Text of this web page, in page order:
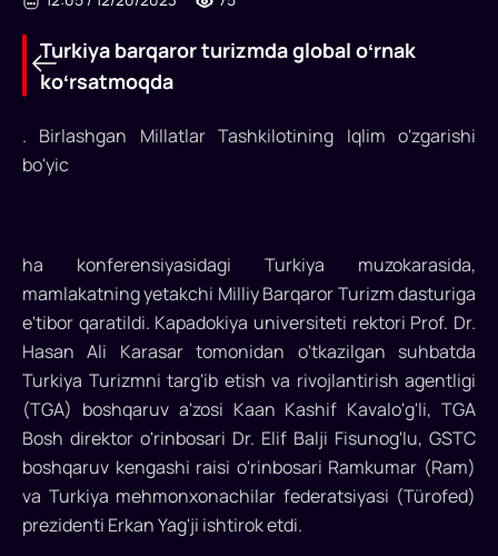
Turkiya
barqaror
global
oʻrnak
koʻrsatmoqda
Global
Barqaror
Turizm
Kengashi
(GSTC)
bilan
hukumat
Turkiya barqaror turizmda global oʻrnak
koʻrsatmoqda
. Birlashgan Millatlar Tashkilotining Iqlim o'zgarishi
bo'yic
ha konferensiyasidagi Turkiya muzokarasida,
mamlakatning yetakchi Milliy Barqaror Turizm dasturiga
e'tibor qaratildi. Kapadokiya universiteti rektori Prof. Dr.
Hasan Ali Karasar tomonidan o'tkazilgan suhbatda
Turkiya Turizmni targ'ib etish va rivojlantirish agentligi
(TGA) boshqaruv a'zosi Kaan Kashif Kavalo'g'li, TGA
Bosh direktor o'rinbosari Dr. Elif Balji Fisunog'lu, GSTC
boshqaruv kengashi raisi o'rinbosari Ramkumar (Ram)
va Turkiya mehmonxonachilar federatsiyasi (Türofed)
prezidenti Erkan Yag'ji ishtirok etdi.